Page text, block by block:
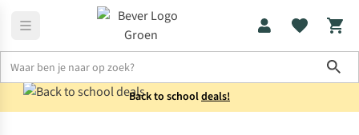
Back to schooldeals!